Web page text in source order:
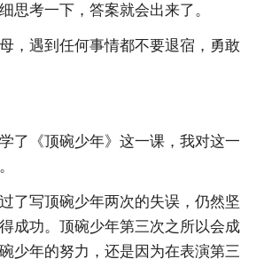
思考一下，答案就会出来了。
，遇到任何事情都不要退宿，勇敢
了《顶碗少年》这一课，我对这一
了写顶碗少年两次的失误，仍然坚
成功。顶碗少年第三次之所以会成
少年的努力，还是因为在表演第三